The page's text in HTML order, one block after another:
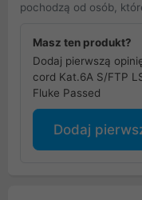
pochodzą od osób,
Masz ten produkt?
Dodaj pierwszą
cord Kat.6A S/FTP
Fluke Passed
Dodaj